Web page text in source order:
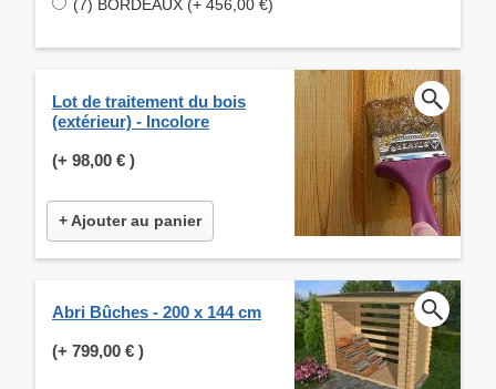
(7) BORDEAUX (+ 456,00 €)
Lot de traitement du bois
(extérieur) - Incolore
(+ 98,00 € )
+ Ajouter au panier
Abri Bûches - 200 x 144 cm
(+ 799,00 € )